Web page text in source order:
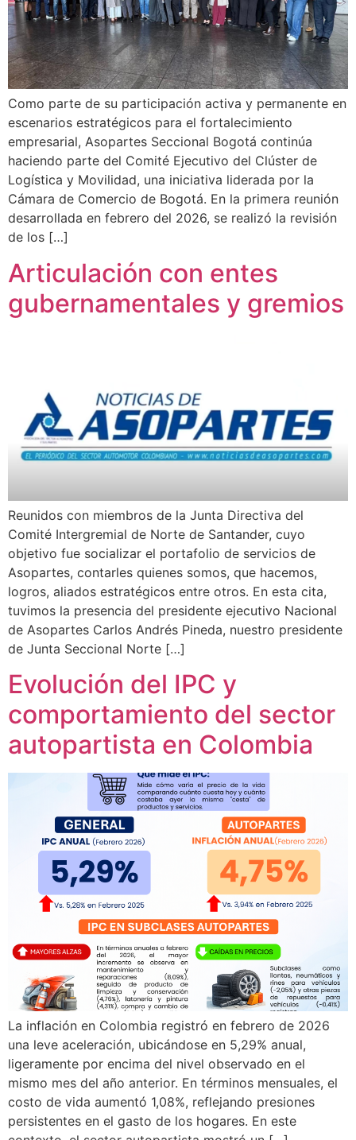
Como parte de su participación activa y permanente en
escenarios estratégicos para el fortalecimiento
empresarial, Asopartes Seccional Bogotá continúa
haciendo parte del Comité Ejecutivo del Clúster de
Logística y Movilidad, una iniciativa liderada por la
Cámara de Comercio de Bogotá. En la primera reunión
desarrollada en febrero del 2026, se realizó la revisión
de los […]
Articulación con entes
gubernamentales y gremios
Reunidos con miembros de la Junta Directiva del
Comité Intergremial de Norte de Santander, cuyo
objetivo fue socializar el portafolio de servicios de
Asopartes, contarles quienes somos, que hacemos,
logros, aliados estratégicos entre otros. En esta cita,
tuvimos la presencia del presidente ejecutivo Nacional
de Asopartes Carlos Andrés Pineda, nuestro presidente
de Junta Seccional Norte […]
Evolución del IPC y
comportamiento del sector
autopartista en Colombia
La inflación en Colombia registró en febrero de 2026
una leve aceleración, ubicándose en 5,29% anual,
ligeramente por encima del nivel observado en el
mismo mes del año anterior. En términos mensuales, el
costo de vida aumentó 1,08%, reflejando presiones
persistentes en el gasto de los hogares. En este